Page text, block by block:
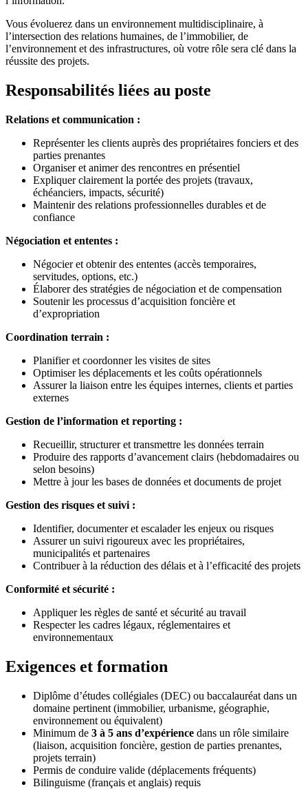
Vous évoluerez dans un environnement multidisciplinaire, à
l’intersection des relations humaines, de l’immobilier, de
l’environnement et des infrastructures, où votre rôle sera clé dans la
réussite des projets.
Responsabilités liées au poste
Relations et communication :
Représenter les clients auprès des propriétaires fonciers et des
parties prenantes
Organiser et animer des rencontres en présentiel
Expliquer clairement la portée des projets (travaux,
échéanciers, impacts, sécurité)
Maintenir des relations professionnelles durables et de
confiance
Négociation et ententes :
Négocier et obtenir des ententes (accès temporaires,
servitudes, options, etc.)
Élaborer des stratégies de négociation et de compensation
Soutenir les processus d’acquisition foncière et
d’expropriation
Coordination terrain :
Planifier et coordonner les visites de sites
Optimiser les déplacements et les coûts opérationnels
Assurer la liaison entre les équipes internes, clients et parties
externes
Gestion de l’information et reporting :
Recueillir, structurer et transmettre les données terrain
Produire des rapports d’avancement clairs (hebdomadaires ou
selon besoins)
Mettre à jour les bases de données et documents de projet
Gestion des risques et suivi :
Identifier, documenter et escalader les enjeux ou risques
Assurer un suivi rigoureux avec les propriétaires,
municipalités et partenaires
Contribuer à la réduction des délais et à l’efficacité des projets
Conformité et sécurité :
Appliquer les règles de santé et sécurité au travail
Respecter les cadres légaux, réglementaires et
environnementaux
Exigences et formation
Diplôme d’études collégiales (DEC) ou baccalauréat dans un
domaine pertinent (immobilier, urbanisme, géographie,
environnement ou équivalent)
Minimum de 3 à 5 ans d’expérience dans un rôle similaire
(liaison, acquisition foncière, gestion de parties prenantes,
projets terrain)
Permis de conduire valide (déplacements fréquents)
Bilinguisme (français et anglais) requis